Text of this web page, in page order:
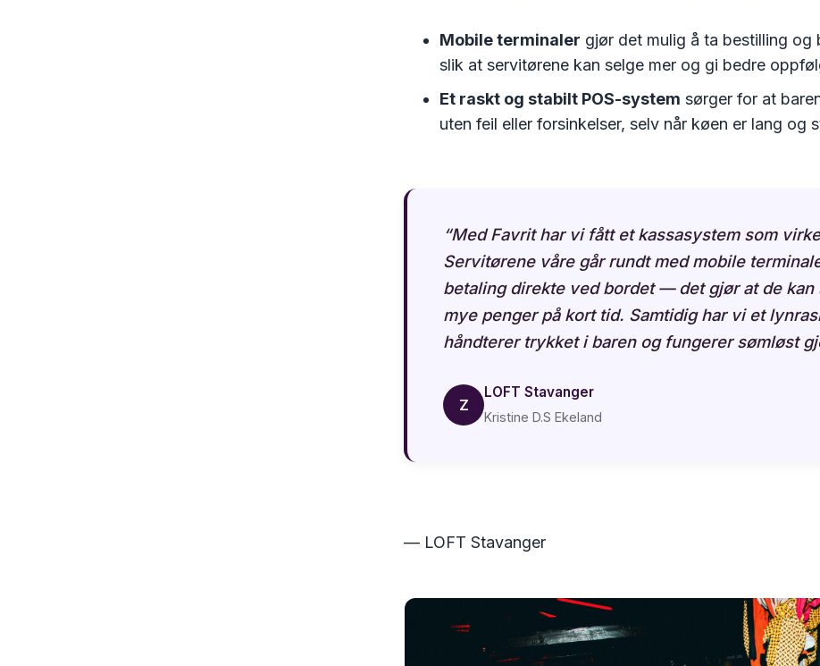
Mobile terminaler gjør det mulig å ta bestilling
slik at servitørene kan selge mer og gi bedre
Et raskt og stabilt POS-system sørger for at
uten feil eller forsinkelser, selv når køen er lang og
“Med Favrit har vi fått et kassasystem som
Servitørene våre går rundt med mobile
betaling direkte ved bordet — det gjør at de kan
mye penger på kort tid. Samtidig har vi et
håndterer trykket i baren og fungerer sømløst
Z
LOFT Stavanger
Kristine D.S Ekeland
— LOFT Stavanger